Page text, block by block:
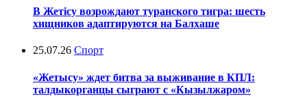
В Жетісу возрождают туранского тигра: шесть
хищников адаптируются на Балхаше
25.07.26 Спорт
«Жетысу» ждет битва за выживание в КПЛ:
талдыкорганцы сыграют с «Кызылжаром»